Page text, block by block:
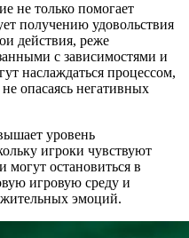
не только помогает
получению удовольствия
действия, реже
с зависимостями и
наслаждаться процессом,
опасаясь негативных
уровень
игроки чувствуют
могут остановиться в
игровую среду и
эмоций.